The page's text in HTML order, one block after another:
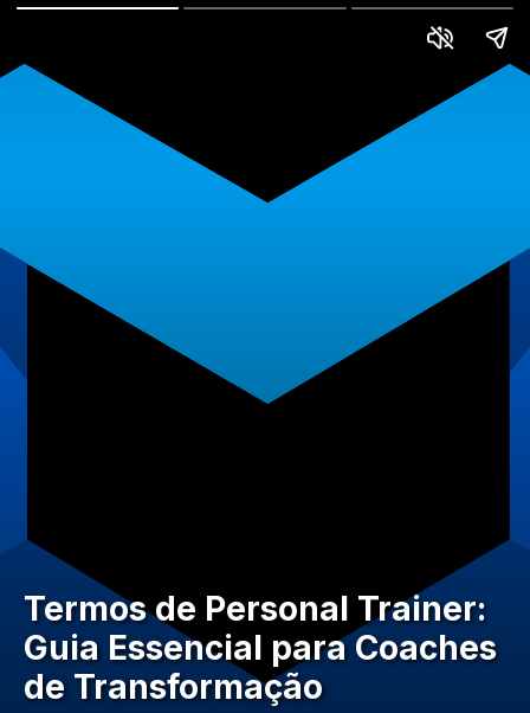
Termos de Personal Trainer:
Guia Essencial para Coaches
de Transformação